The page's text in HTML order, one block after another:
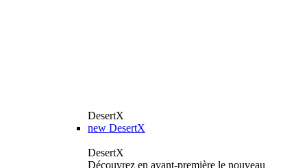
DesertX
new DesertX
DesertX
Découvrez en avant-première le nouveau